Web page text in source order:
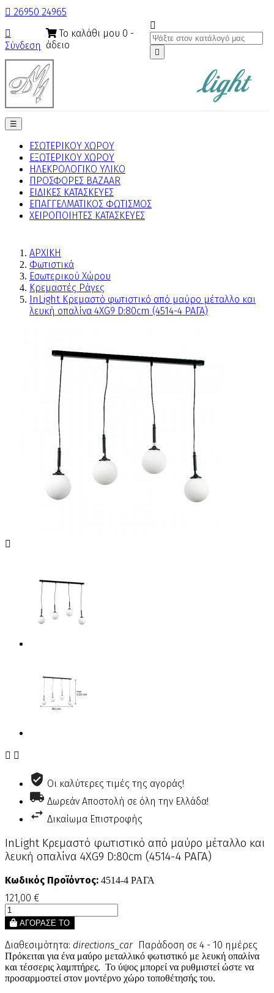
 26950 24965

Σύνδεση
Το καλάθι μου 0 -
άδειο


Toggle
navigation
☰
ΕΣΩΤΕΡΙΚΟΥ ΧΩΡΟΥ
ΕΞΩΤΕΡΙΚΟΥ ΧΩΡΟΥ
ΗΛΕΚΡΟΛΟΓΙΚΟ ΥΛΙΚΟ
ΠΡΟΣΦΟΡΕΣ BAZAAR
ΕΙΔΙΚΕΣ ΚΑΤΑΣΚΕΥΕΣ
ΕΠΑΓΓΕΛΜΑΤΙΚΟΣ ΦΩΤΙΣΜΟΣ
ΧΕΙΡΟΠΟΙΗΤΕΣ ΚΑΤΑΣΚΕΥΕΣ
ΑΡΧΙΚΗ
Φωτιστικά
Εσωτερικού Χώρου
Κρεμαστές Ράγες
InLight Κρεμαστό φωτιστικό από μαύρο μέταλλο και
λευκή οπαλίνα 4XG9 D:80cm (4514-4 ΡΑΓΑ)

 
Οι καλύτερες τιμές της αγοράς!
Δωρεάν Αποστολή σε όλη την Ελλάδα!
Δικαίωμα Επιστροφής
InLight Κρεμαστό φωτιστικό από μαύρο μέταλλο και
λευκή οπαλίνα 4XG9 D:80cm (4514-4 ΡΑΓΑ)
Κωδικός Προϊόντος: 4514-4 ΡΑΓΑ
121,00 €
ΑΓΟΡΑΣΕ ΤΟ
Διαθεσιμότητα: directions_car Παράδοση σε 4 - 10 ημέρες
Πρόκειται για ένα μαύρο μεταλλικό φωτιστικό με λευκή οπαλίνα
και τέσσερις λαμπτήρες. Το ύψος μπορεί να ρυθμιστεί ώστε να
προσαρμοστεί στον μοντέρνο χώρο τοποθέτησής του.